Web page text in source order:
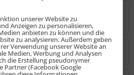
und diskutieren...mehr
unserer Website zu
Anzeigen zu personalisieren,
anbieten zu können und die
zu analysieren. Außerdem geben
Verwendung unserer Website an
Medien, Werbung und Analysen
die Erstellung pseudonymer
Partner (Facebook Google